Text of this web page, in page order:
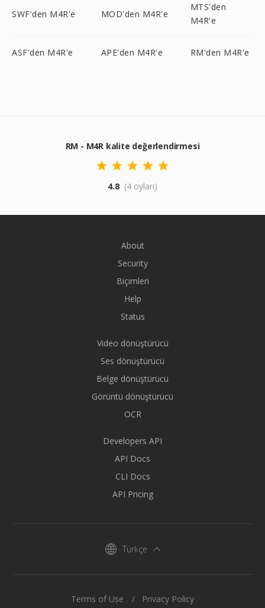
SWF'den M4R'e MOD'den M4R'e
MTS'den
M4R'e
ASF'den M4R'e APE'den M4R'e RM'den M4R'e
RM - M4R kalite değerlendirmesi
4.8 (4 oyları)
About
Security
Biçimleri
Help
Status
Video dönüştürücü
Ses dönüştürücü
Belge dönüştürücü
Görüntü dönüştürücü
OCR
Developers API
API Docs
CLI Docs
API Pricing
Türkçe
Terms of Use Privacy Policy